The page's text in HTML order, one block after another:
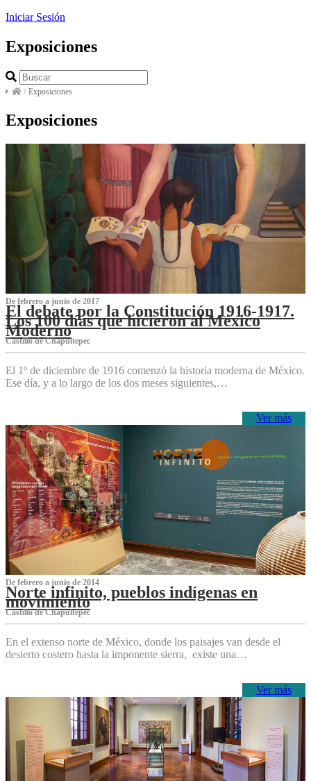
Iniciar Sesión
Exposiciones
/ Exposiciones
Exposiciones
De febrero a junio de 2017
El debate por la Constitución 1916-1917.
Los 100 días que hicieron al México
Moderno
Castillo de Chapultepec
El 1º de diciembre de 1916 comenzó la historia moderna de México.
Ese día, y a lo largo de los dos meses siguientes,…
Ver más
De febrero a junio de 2014
Norte infinito, pueblos indígenas en
movimiento
Castillo de Chapultepec
En el extenso norte de México, donde los paisajes van desde el
desierto costero hasta la imponente sierra, existe una…
Ver más